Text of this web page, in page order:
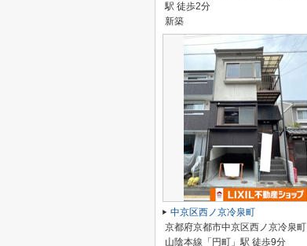
駅 徒歩2分
新築
中京区西ノ京冷泉町
京都府京都市中京区西ノ京冷泉町
山陰本線「円町」駅 徒歩9分